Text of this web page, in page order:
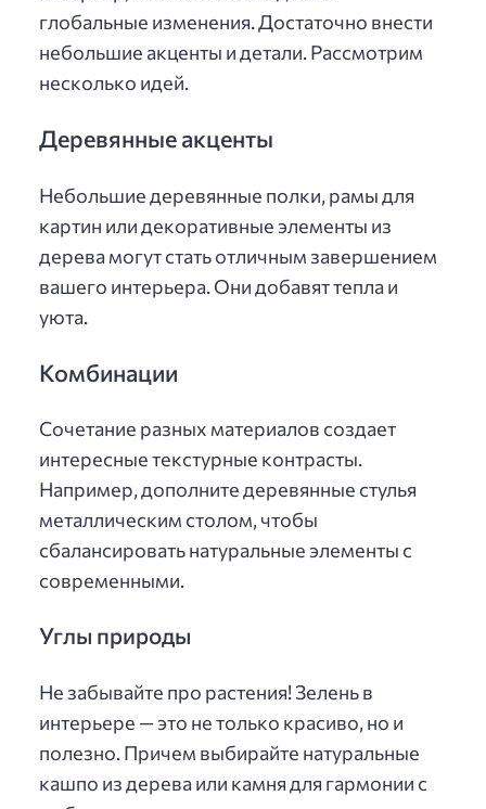
глобальные изменения. Достаточно внести
небольшие акценты и детали. Рассмотрим
несколько идей.
Деревянные акценты
Небольшие деревянные полки, рамы для
картин или декоративные элементы из
дерева могут стать отличным завершением
вашего интерьера. Они добавят тепла и
уюта.
Комбинации
Сочетание разных материалов создает
интересные текстурные контрасты.
Например, дополните деревянные стулья
металлическим столом, чтобы
сбалансировать натуральные элементы с
современными.
Углы природы
Не забывайте про растения! Зелень в
интерьере — это не только красиво, но и
полезно. Причем выбирайте натуральные
кашпо из дерева или камня для гармонии с